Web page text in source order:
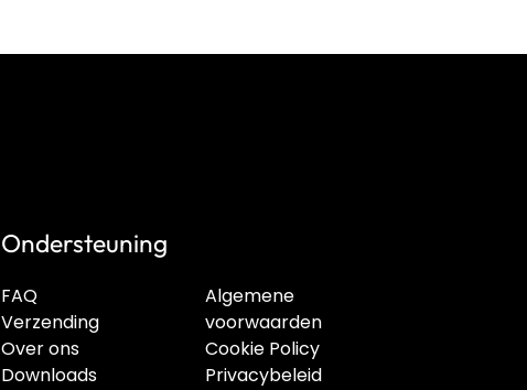
Algemene
voorwaarden
Cookie Policy
Privacybeleid
FAQ
Verzending
Over ons
Downloads
Ondersteuning